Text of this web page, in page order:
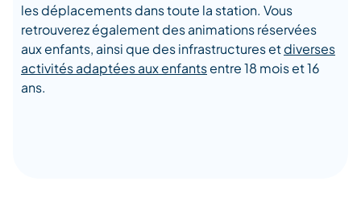
les déplacements dans toute la station. Vous
retrouverez également des animations réservées
aux enfants, ainsi que des infrastructures etdiverses
activités adaptées aux enfantsentre 18 mois et 16
ans.